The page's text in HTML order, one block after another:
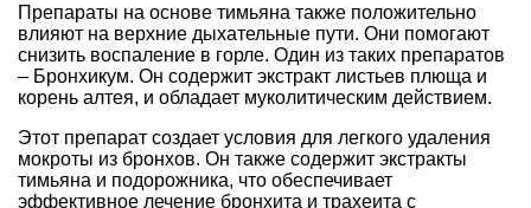
Препараты на основе тимьяна также положительно
влияют на верхние дыхательные пути. Они помогают
снизить воспаление в горле. Один из таких препаратов
– Бронхикум. Он содержит экстракт листьев плюща и
корень алтея, и обладает муколитическим действием.
Этот препарат создает условия для легкого удаления
мокроты из бронхов. Он также содержит экстракты
тимьяна и подорожника, что обеспечивает
эффективное лечение бронхита и трахеита с